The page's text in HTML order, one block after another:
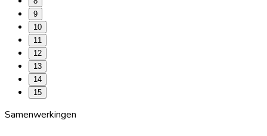
9
10
11
12
13
14
15
Samenwerkingen